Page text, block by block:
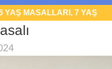
YAŞ MASALLARI , 7 YAŞ
MASALLARI